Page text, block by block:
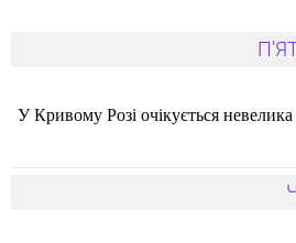
У Кривому Розі очікується